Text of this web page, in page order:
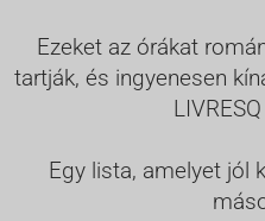
Ezeket az órákat
tartják, és ingyenesen
Egy lista, amelyet jól